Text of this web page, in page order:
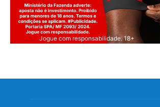
Jogue com responsabilidade. 18+